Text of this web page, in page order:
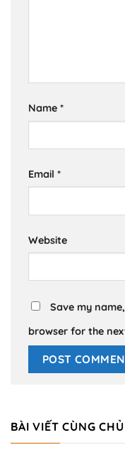
Name *
Email *
Website
Save my
browser for the
BÀI VIẾT CÙNG